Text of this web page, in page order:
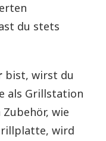
du stets
bist, wirst du
als Grillstation
wie
wird